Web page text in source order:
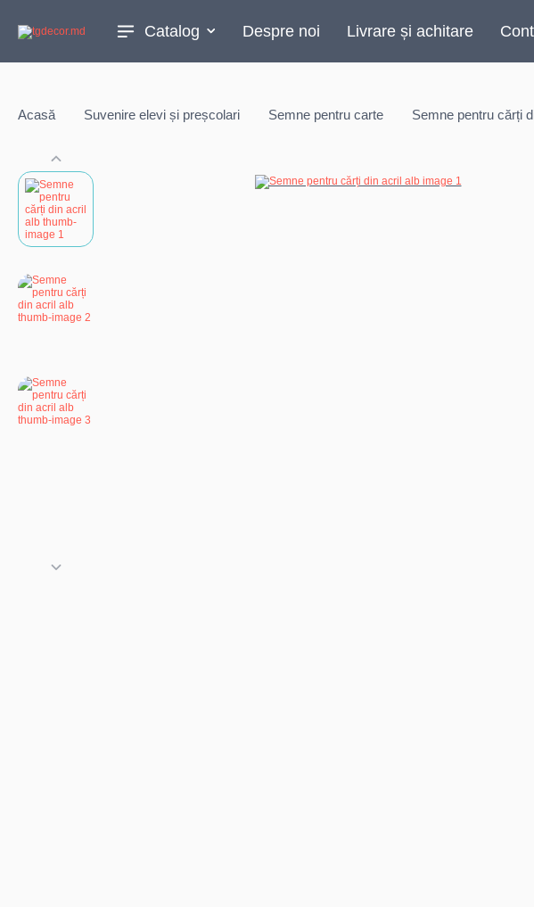
Catalog Despre noi Livrare și achitare
Acasă Suvenire elevi și preșcolari Semne pentru carte Semne pentru cărți